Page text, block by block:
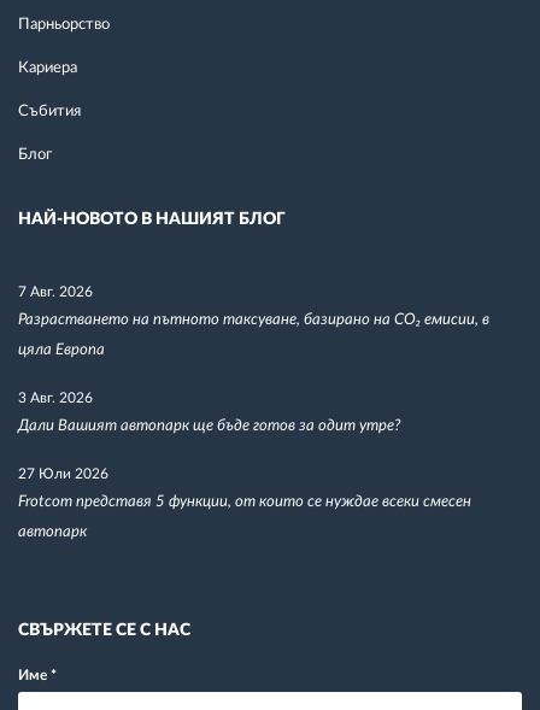
Парньорство
Кариера
Събития
Блог
НАЙ-НОВОТО В НАШИЯТ БЛОГ
7 Авг. 2026
Разрастването на пътното таксуване, базирано на CO₂ емисии, в
цяла Европа
3 Авг. 2026
Дали Вашият автопарк ще бъде готов за одит утре?
27 Юли 2026
Frotcom представя 5 функции, от които се нуждае всеки смесен
автопарк
СВЪРЖЕТЕ СЕ С НАС
Име *